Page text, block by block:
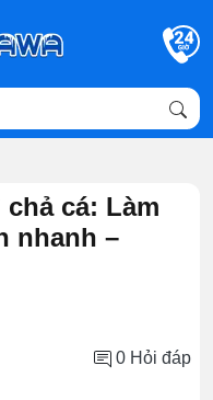
cá: Làm
nhanh –
0 Hỏi đáp